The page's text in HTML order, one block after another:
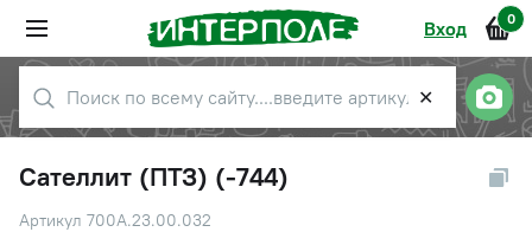
Вход 0
✕
Сателлит (ПТЗ) (-744)
Артикул 700А.23.00.032